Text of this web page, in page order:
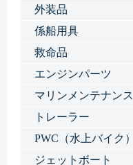
外装品
係船用具
救命品
エンジンパーツ
マリンメンテナンス
トレーラー
PWC（水上バイク）
ジェットボート